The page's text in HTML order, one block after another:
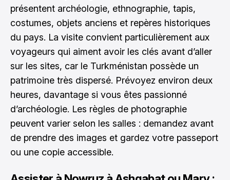
présentent archéologie, ethnographie, tapis,
costumes, objets anciens et repères historiques
du pays. La visite convient particulièrement aux
voyageurs qui aiment avoir les clés avant d’aller
sur les sites, car le Turkménistan possède un
patrimoine très dispersé. Prévoyez environ deux
heures, davantage si vous êtes passionné
d’archéologie. Les règles de photographie
peuvent varier selon les salles : demandez avant
de prendre des images et gardez votre passeport
ou une copie accessible.